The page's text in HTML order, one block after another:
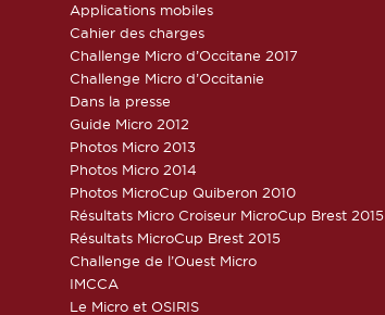
Applications mobiles
Cahier des charges
Challenge Micro d’Occitane 2017
Challenge Micro d’Occitanie
Dans la presse
Guide Micro 2012
Photos Micro 2013
Photos Micro 2014
Photos MicroCup Quiberon 2010
Résultats Micro Croiseur MicroCup Brest 2015
Résultats MicroCup Brest 2015
Challenge de l’Ouest Micro
IMCCA
Le Micro et OSIRIS